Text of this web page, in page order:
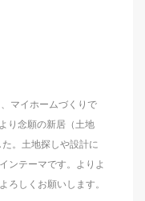
マイホームづくりで
り念願の新居（土地
。土地探しや設計に
ンテーマです。よりよ
ろしくお願いします。